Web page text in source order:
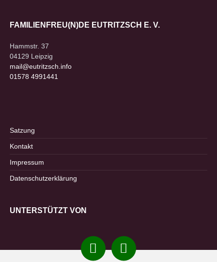
FAMILIENFREU(N)DE EUTRITZSCH E. V.
Hammstr. 37
04129 Leipzig
mail@eutritzsch.info
01578 4991441
Satzung
Kontakt
Impressum
Datenschutzerklärung
UNTERSTÜTZT VON
InstagramFacebook